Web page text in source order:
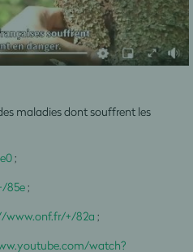
maladies dont souffrent les
;
85e;
www.onf.fr/+/82a ;
watch?